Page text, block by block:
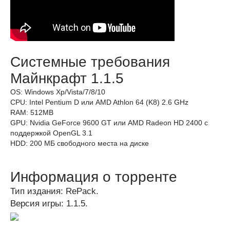
Системные требования
Майнкрафт 1.1.5
OS: Windows Xp/Vista/7/8/10
CPU: Intel Pentium D или AMD Athlon 64 (K8) 2.6 GHz
RAM: 512MB
GPU: Nvidia GeForce 9600 GT или AMD Radeon HD 2400 с
поддержкой OpenGL 3.1
HDD: 200 МБ свободного места на диске
Информация о торренте
Тип издания: RePack.
Версия игры: 1.1.5.